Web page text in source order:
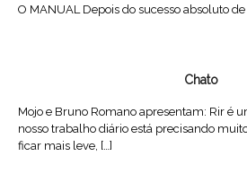
O MANUAL Depois do sucesso absoluto
Chato
Mojo e Bruno Romano apresentam: Rir é
nosso trabalho diário está precisando
ficar mais leve, […]